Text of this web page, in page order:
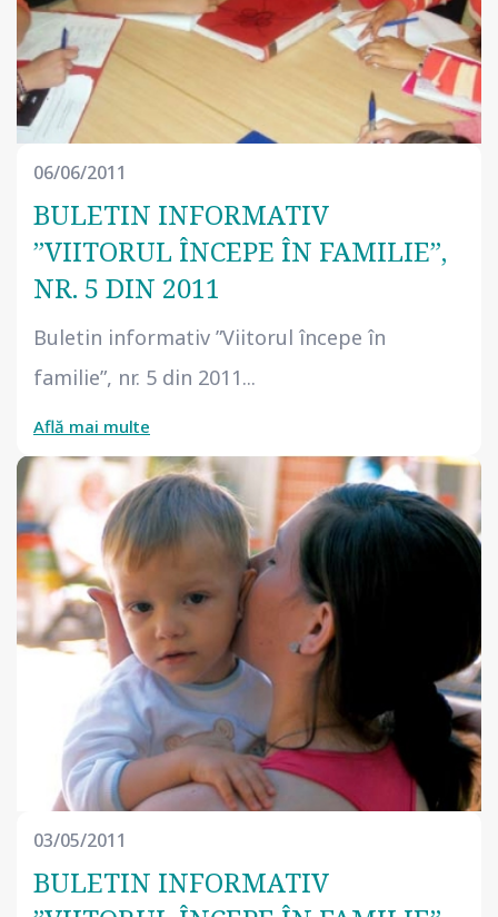
06/06/2011
BULETIN INFORMATIV
”VIITORUL ÎNCEPE ÎN FAMILIE”,
NR. 5 DIN 2011
Buletin informativ ”Viitorul începe în
familie”, nr. 5 din 2011...
Află mai multe
03/05/2011
BULETIN INFORMATIV